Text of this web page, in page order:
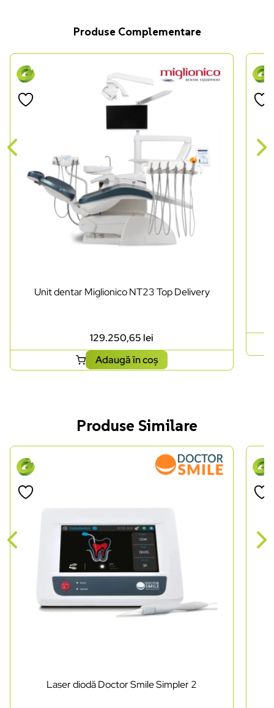
Produse Complementare
Unit dentar Miglionico NT23 Top Delivery
129.250,65 lei
Adaugă în coș
Produse Similare
Laser diodă Doctor Smile Simpler 2